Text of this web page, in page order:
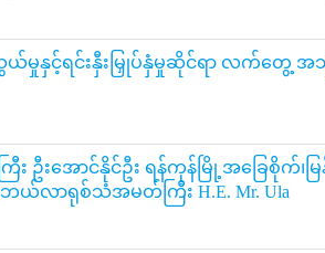
ယ်မှုနှင့်ရင်းနှီးမြှုပ်နှံမှုဆိုင်ရာ လက်တွေ့
ြီး ဦးအောင်နိုင်ဦး ရန်ကုန်မြို့အခြေစိုက်၊
ာဘယ်လာရုစ်သံအမတ်ကြီး H.E. Mr. Ula